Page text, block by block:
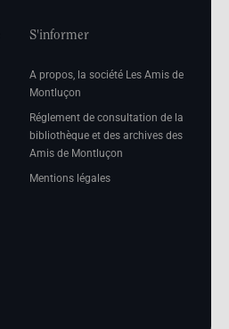
S'informer
A propos, la société Les Amis de
Montluçon
Réglement de consultation de la
bibliothèque et des archives des
Amis de Montluçon
Mentions légales